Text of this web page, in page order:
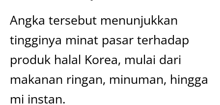
Angka tersebut menunjukkan
tingginya minat pasar terhadap
produk halal Korea, mulai dari
makanan ringan, minuman, hingga
mi instan.